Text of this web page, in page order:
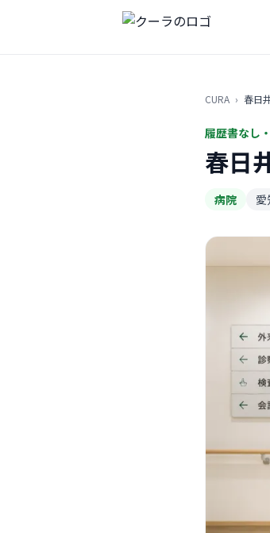
CURA › 春日
履歴書なし
春日
病院